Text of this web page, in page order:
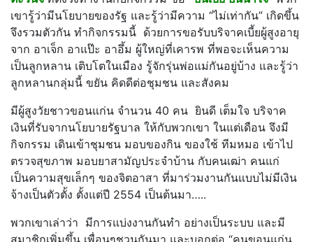
เขารู้ว่ามีนโยบายของรัฐ และรู้ว่ามีความ “ไม่เท่ากัน” เกิดขึ้น
จึงรวมตัวกัน ทำกิจกรรมนี้ ด้วยการขอรับบริจาคเบี้ยผู้สูงอายุ
จาก อาเจ็ก อาแป๊ะ อาอึ้ม ผู้ใหญ่ที่เคารพ ที่พอจะเห็นความ
เป็นลูกหลาน เติบโตในเมือง รู้จักรุ่นพ่อแม่กันอยู่บ้าง และรู้ว่า
ลูกหลานกลุ่มนี้ ขยัน คิดดีต่อชุมชน และสังคม
มีผู้สูงวัยชาวขอนแก่น จำนวน 40 คน ยินดี เต็มใจ บริจาค
เงินที่รับจากนโยบายรัฐบาล ให้กับพวกเขา ในแต่เดือน จึงมี
กิจกรรม เดินเข้าชุมชน มอบของกิน ของใช้ ทีมหมอ เข้าไป
ตรวจสุขภาพ มอบยาสามัญประจำบ้าน กับคนเฒ่า คนแก่
เป็นความสุขเล็กๆ ของจิตอาสา ที่มาร่วมงานกันแบบไม่มีเงิน
จ้างเป็นตัวตั้ง ตั้งแต่ปี 2554 เป็นต้นมา…..
พวกเขาเล่าว่า มีการแบ่งงานกันทำ อย่างเป็นระบบ และมี